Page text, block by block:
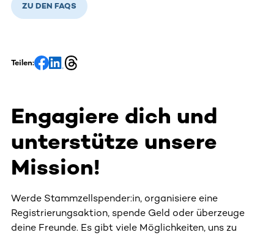
ZU DEN FAQS
Teilen:
Engagiere dich und
unterstütze unsere
Mission!
Werde Stammzellspender:in, organisiere eine
Registrierungsaktion, spende Geld oder überzeuge
deine Freunde. Es gibt viele Möglichkeiten, uns zu